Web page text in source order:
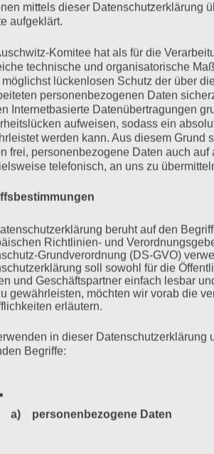
Auschwitz.
Gemeinsam Alt- und Neonazis am
Dresden regelmäßiger „Gastgeber“ des
mehr als 6000 Neonazis aus dem In-
Zurück 1 … 32
mittels dieser Datenschutzerklärung
aufgeklärt.
Komitee hat als für die
technische und organisatorische
lückenlosen Schutz der über
personenbezogenen Daten
Internetbasierte Datenübertragungen
aufweisen, sodass ein
werden kann. Aus diesem Grund
frei, personenbezogene Daten auch auf
telefonisch, an uns zu
beruht auf den
Richtlinien- und
Grundverordnung (DS-GVO)
soll sowohl für die
und Geschäftspartner einfach lesbar
gewährleisten, möchten wir vorab die
erläutern.
in dieser Datenschutzerklärung
Begriffe:
a) personenbezogene Daten